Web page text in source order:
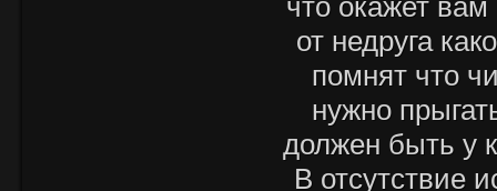
что окажет
от недруга
помнят что
нужно
должен быть у
В отсутствие